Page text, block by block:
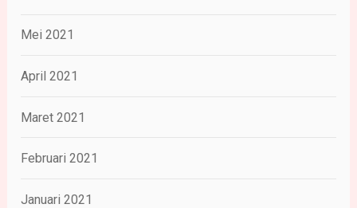
Mei 2021
April 2021
Maret 2021
Februari 2021
Januari 2021